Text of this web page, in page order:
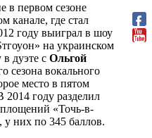
в первом сезоне
канале, где стал
году выиграл в шоу
на украинском
дуэте с Ольгой
сезона вокального
место в пятом
2014 году разделил
«Точь-в-
, у них по 345 баллов.